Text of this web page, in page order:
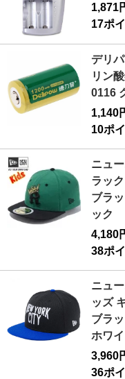
1,871
17ポ
デリ
リン
0116
1,140
10ポ
ニュ
ラッ
ブラ
ック
4,180
38ポ
ニュ
ッズ
ブラ
ホワ
3,960
36ポ